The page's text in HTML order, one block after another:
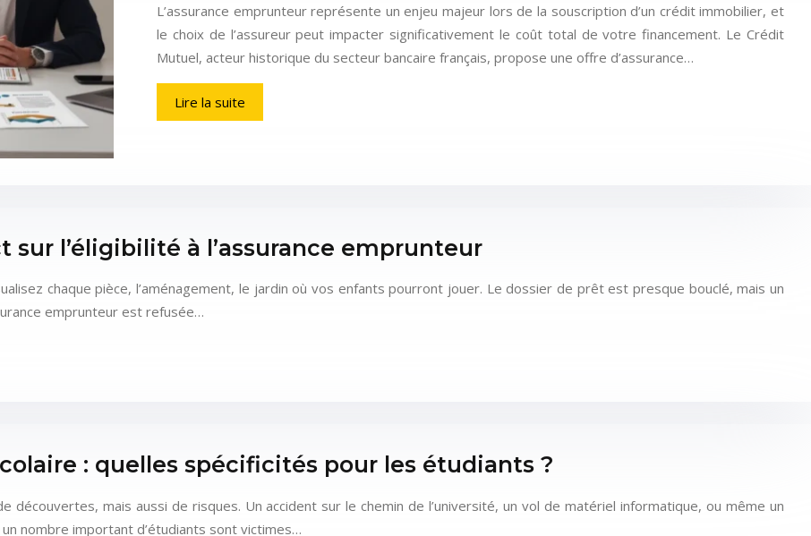
L’assurance emprunteur représente un enjeu majeur lors de la souscription d’un crédit immobilier, et
le choix de l’assureur peut impacter significativement le coût total de votre financement. Le Crédit
Mutuel, acteur historique du secteur bancaire français, propose une offre d’assurance…
Lire la suite
sur l’éligibilité à l’assurance emprunteur
chaque pièce, l’aménagement, le jardin où vos enfants pourront jouer. Le dossier de prêt est presque bouclé, mais un
emprunteur est refusée…
: quelles spécificités pour les étudiants ?
découvertes, mais aussi de risques. Un accident sur le chemin de l’université, un vol de matériel informatique, ou même un
nombre important d’étudiants sont victimes…